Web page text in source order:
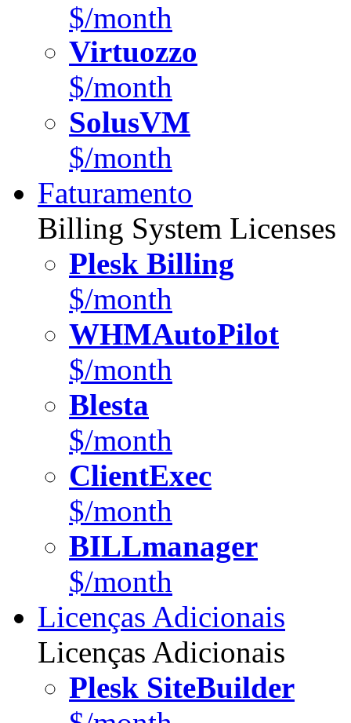
$/month
Virtuozzo
$/month
SolusVM
$/month
Faturamento
Billing System Licenses
Plesk Billing
$/month
WHMAutoPilot
$/month
Blesta
$/month
ClientExec
$/month
BILLmanager
$/month
Licenças Adicionais
Licenças Adicionais
Plesk SiteBuilder